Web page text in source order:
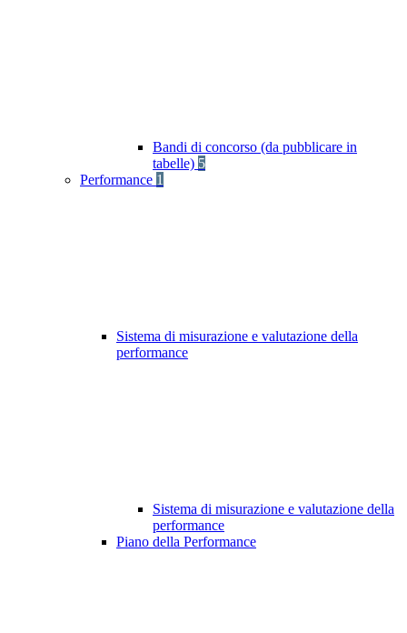
Bandi di concorso (da pubblicare in
tabelle) 5
Performance 1
Sistema di misurazione e valutazione della
performance
Sistema di misurazione e valutazione della
performance
Piano della Performance